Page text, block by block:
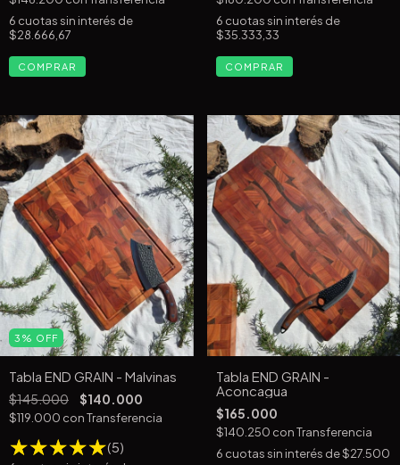
6 cuotas sin interés de
$28.666,67
6 cuotas sin interés de
$35.333,33
3 % OFF
Tabla END GRAIN - Malvinas
$145.000 $140.000
$119.000 conTransferencia
(5)
Tabla END GRAIN -
Aconcagua
$165.000
$140.250 conTransferencia
6 cuotas sin interés de$27.500